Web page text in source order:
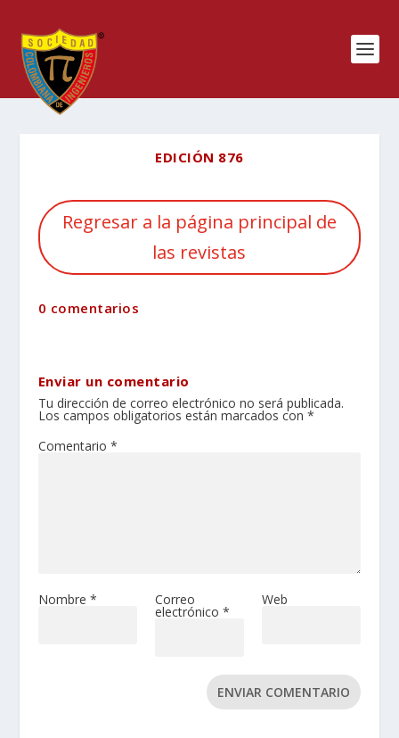
EDICIÓN 876
Regresar a la página principal de
las revistas
0 comentarios
Enviar un comentario
Tu dirección de correo electrónico no será publicada.
Los campos obligatorios están marcados con *
Comentario *
Nombre * Correo
electrónico *
Web
ENVIAR COMENTARIO